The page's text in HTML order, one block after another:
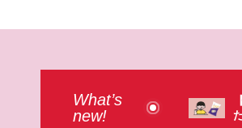
What’s
new!
人も“駄菓子”が大好きだっ
お土産に選ばれるものが意外過